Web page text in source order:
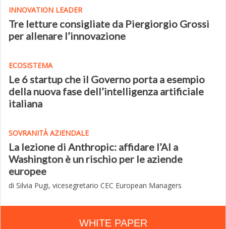
INNOVATION LEADER
Tre letture consigliate da Piergiorgio Grossi
per allenare l’innovazione
ECOSISTEMA
Le 6 startup che il Governo porta a esempio
della nuova fase dell’intelligenza artificiale
italiana
SOVRANITÀ AZIENDALE
La lezione di Anthropic: affidare l’AI a
Washington è un rischio per le aziende
europee
di Silvia Pugi, vicesegretario CEC European Managers
WHITE PAPER